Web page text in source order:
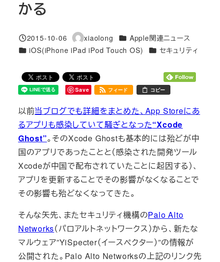
かる
投稿日
2015-10-06
著
者
xiaolong カテゴリー
Apple関連ニュース
カテゴリー
iOS(iPhone iPad iPod Touch OS) カテゴリー
セキュリティ
Save フィード コピー
以前当ブログでも詳細をまとめた、App Storeにあ
るアプリも感染していて騒ぎとなった“Xcode
Ghost”。そのXcode Ghostも基本的には殆どが中
国のアプリであったことと（感染された開発ツール
Xcodeが中国で配布されていたことに起因する）、
アプリを更新することでその影響がなくなることで
その影響も殆どなくなってきた。
そんな矢先、またセキュリティ機構のPalo Alto
Networks（パロアルトネットワークス）から、新たな
マルウェア”YiSpecter（イースペクター）”の情報が
公開された。Palo Alto Networksの上記のリンク先